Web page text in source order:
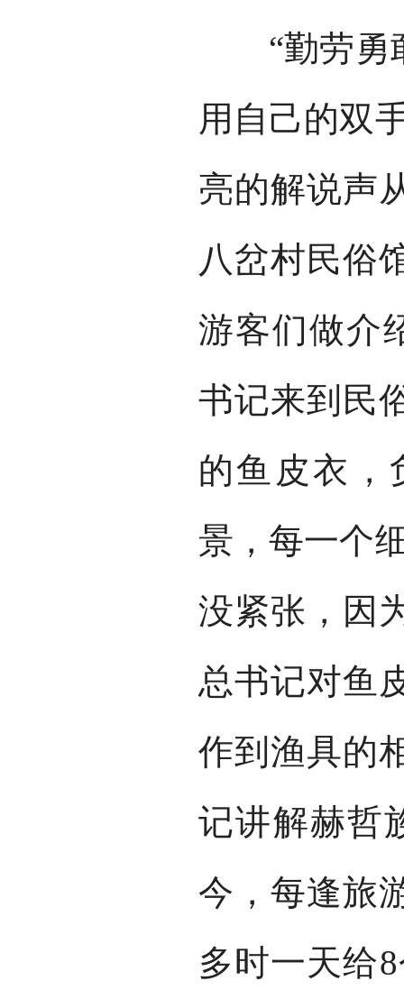
“勤劳勇敢
用自己的双
亮的解说声
八岔村民俗
游客们做介
书记来到民
的鱼皮衣，
景，每一个
没紧张，因
总书记对鱼
作到渔具的
记讲解赫哲
今，每逢旅
多时一天给